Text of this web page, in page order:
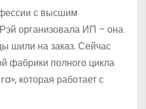
с высшим
организовала ИП – она
шили на заказ. Сейчас
фабрики полного цикла
которая работает с